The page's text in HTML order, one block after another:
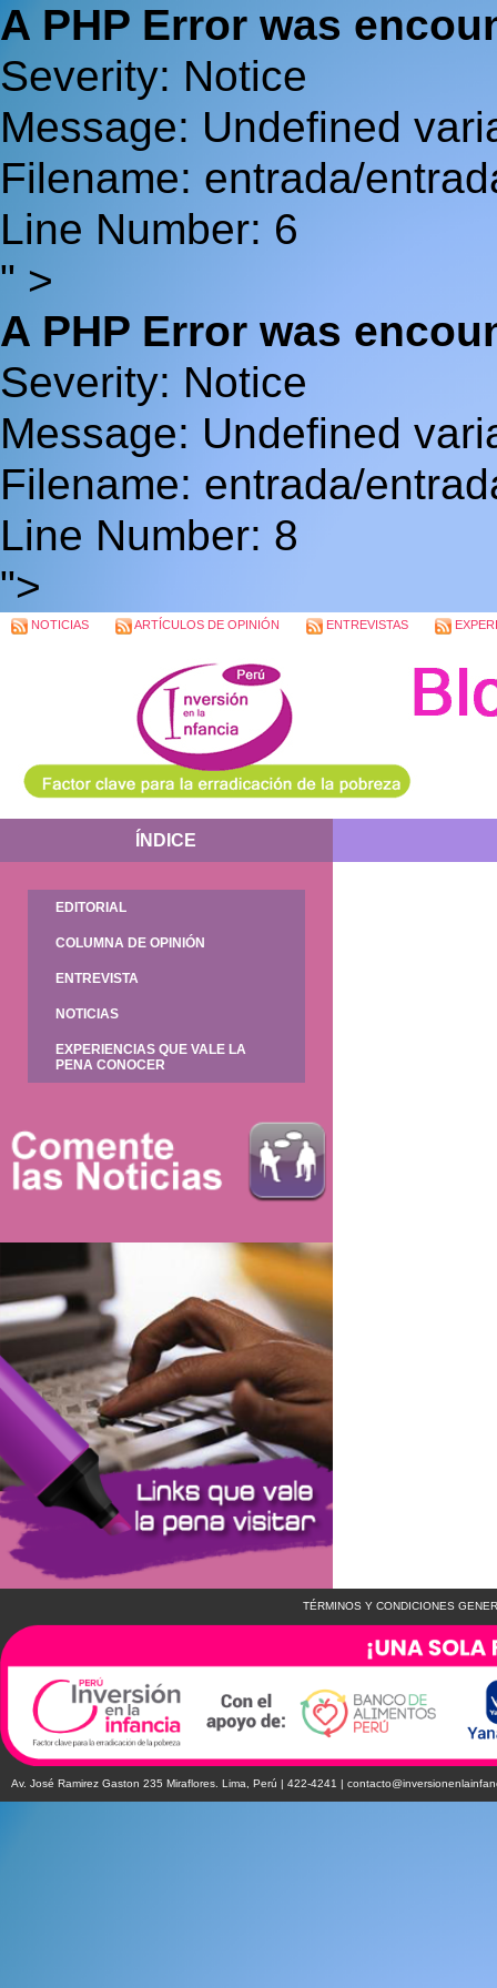
A PHP Error was
Severity: Notice
Message: Undefined
Filename: entrada/
Line Number: 6
" >
A PHP Error was
Severity: Notice
Message: Undefined
Filename: entrada/
Line Number: 8
">
NOTICIAS ARTÍCULOS DE OPINIÓN ENTREVISTAS
ÍNDICE
EDITORIAL
COLUMNA DE OPINIÓN
ENTREVISTA
NOTICIAS
EXPERIENCIAS QUE VALE LA
PENA CONOCER
TÉRMINOS Y CONDICIONES
Av. José Ramirez Gaston 235 Miraflores. Lima, Perú | 422-4241 |